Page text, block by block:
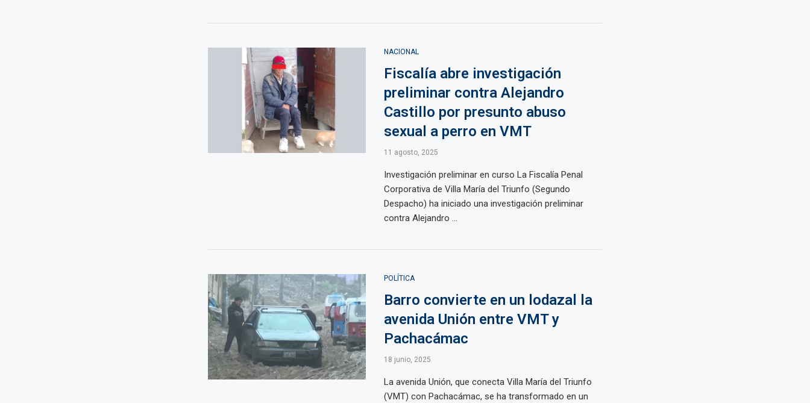
NACIONAL
Fiscalía abre investigación
preliminar contra Alejandro
Castillo por presunto abuso
sexual a perro en VMT
11 agosto, 2025
Investigación preliminar en curso La Fiscalía Penal
Corporativa de Villa María del Triunfo (Segundo
Despacho) ha iniciado una investigación preliminar
contra Alejandro ...
POLÍTICA
Barro convierte en un lodazal la
avenida Unión entre VMT y
Pachacámac
18 junio, 2025
La avenida Unión, que conecta Villa María del Triunfo
(VMT) con Pachacámac, se ha transformado en un